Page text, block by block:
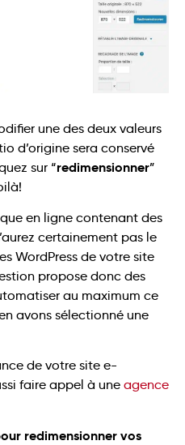
une des deux valeurs
d’origine sera conservé
sur “redimensionner”
en ligne contenant des
certainement pas le
WordPress de votre site
propose donc des
au maximum ce
avons sélectionné une
de votre site e-
faire appel à une agence
redimensionner vos